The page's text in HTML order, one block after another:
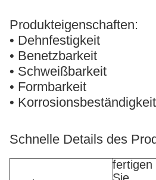
Produkteigenschaften:
• Dehnfestigkeit
• Benetzbarkeit
• Schweißbarkeit
• Formbarkeit
• Korrosionsbeständigkeit
Schnelle Details des
fertigen